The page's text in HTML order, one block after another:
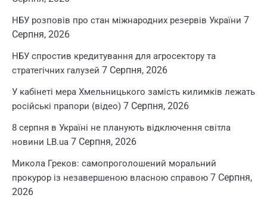
НБУ розповів про стан міжнародних резервів України 7
Серпня, 2026
НБУ спростив кредитування для агросектору та
стратегічних галузей 7 Серпня, 2026
У кабінеті мера Хмельницького замість килимків лежать
російські прапори (відео) 7 Серпня, 2026
8 серпня в Україні не планують відключення світла
новини LB.ua 7 Серпня, 2026
Микола Греков: самопроголошений моральний
прокурор із незавершеною власною справою 7 Серпня,
2026